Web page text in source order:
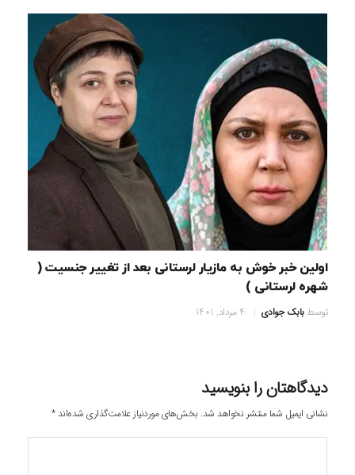
اولین خبر خوش به مازیار لرستانی بعد از تغییر جنسیت (
شهره لرستانی )
توسطبابک جوادی 4 مرداد, 1401
دیدگاهتان را بنویسید
نشانی ایمیل شما منتشر نخواهد شد. بخش‌های موردنیاز علامت‌گذاری شده‌اند*